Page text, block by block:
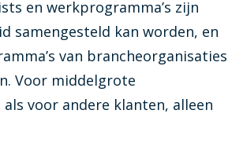
en werkprogramma’s zijn
kan worden, en
van brancheorganisaties
Voor middelgrote
voor andere klanten, alleen